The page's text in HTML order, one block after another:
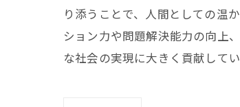
り添うことで、人間としての温
ション力や問題解決能力の向上
な社会の実現に大きく貢献して